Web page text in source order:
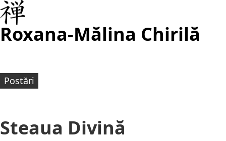
Roxana-Mălina Chirilă
Postări
Steaua Divină